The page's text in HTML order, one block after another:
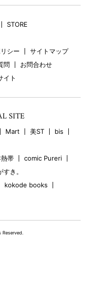
STORE
シー
サイトマップ
問
お問合わせ
イト
SITE
Mart 美ST
bis
帯
comic Pureri
すき。
kokode books